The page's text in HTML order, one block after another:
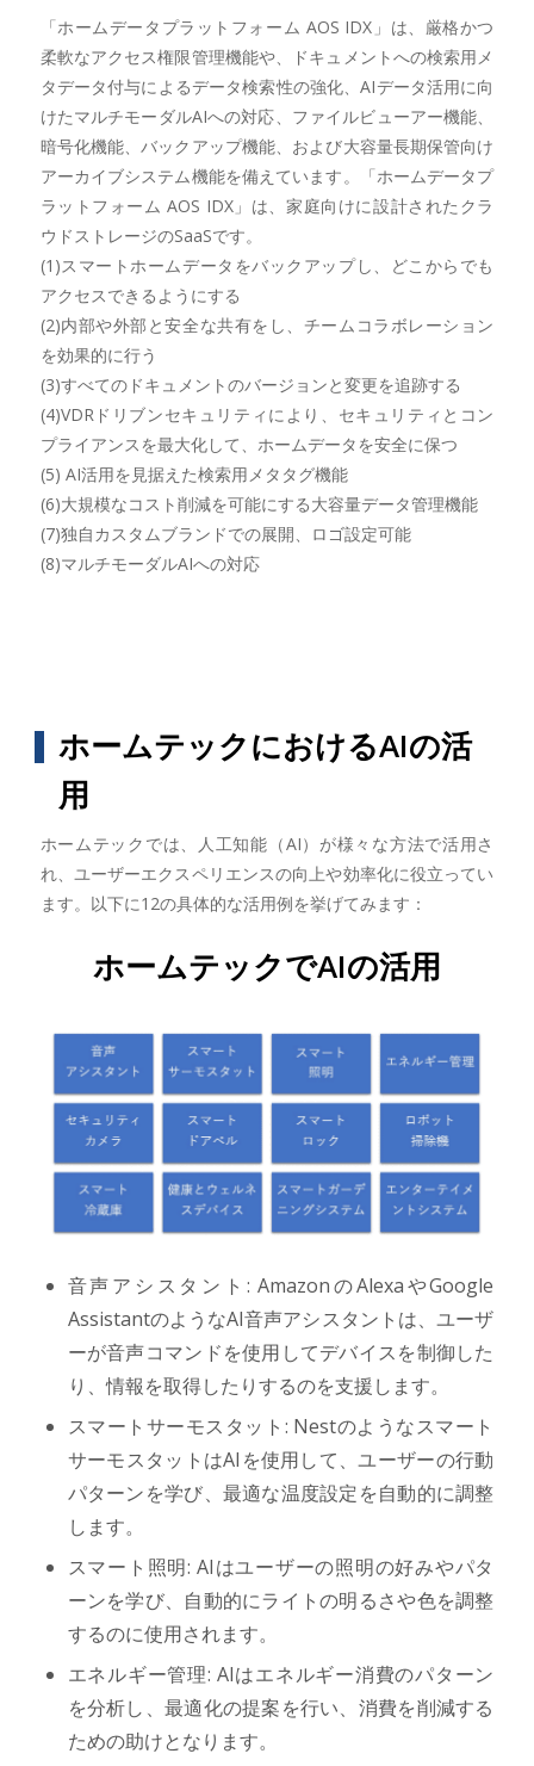
「ホームデータプラットフォーム AOS IDX」は、厳格かつ
柔軟なアクセス権限管理機能や、ドキュメントへの検索用メ
タデータ付与によるデータ検索性の強化、AIデータ活用に向
けたマルチモーダルAIへの対応、ファイルビューアー機能、
暗号化機能、バックアップ機能、および大容量長期保管向け
アーカイブシステム機能を備えています。「ホームデータプ
ラットフォーム AOS IDX」は、家庭向けに設計されたクラ
ウドストレージのSaaSです。
(1)スマートホームデータをバックアップし、どこからでも
アクセスできるようにする
(2)内部や外部と安全な共有をし、チームコラボレーション
を効果的に行う
(3)すべてのドキュメントのバージョンと変更を追跡する
(4)VDRドリブンセキュリティにより、セキュリティとコン
プライアンスを最大化して、ホームデータを安全に保つ
(5) AI活用を見据えた検索用メタタグ機能
(6)大規模なコスト削減を可能にする大容量データ管理機能
(7)独自カスタムブランドでの展開、ロゴ設定可能
(8)マルチモーダルAIへの対応
ホームテックにおけるAIの活
用
ホームテックでは、人工知能（AI）が様々な方法で活用さ
れ、ユーザーエクスペリエンスの向上や効率化に役立ってい
ます。以下に12の具体的な活用例を挙げてみます：
ホームテックでAIの活用
音声アシスタント: AmazonのAlexaやGoogle
AssistantのようなAI音声アシスタントは、ユーザ
ーが音声コマンドを使用してデバイスを制御した
り、情報を取得したりするのを支援します。
スマートサーモスタット: Nestのようなスマート
サーモスタットはAIを使用して、ユーザーの行動
パターンを学び、最適な温度設定を自動的に調整
します。
スマート照明: AIはユーザーの照明の好みやパタ
ーンを学び、自動的にライトの明るさや色を調整
するのに使用されます。
エネルギー管理: AIはエネルギー消費のパターン
を分析し、最適化の提案を行い、消費を削減する
ための助けとなります。